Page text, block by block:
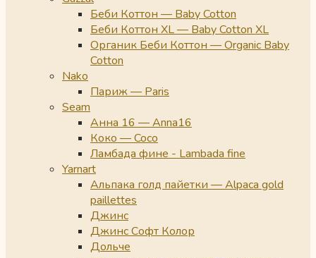
Беби Коттон — Baby Cotton
Беби Коттон XL — Baby Cotton XL
Органик Беби Коттон — Organic Baby
Cotton
Nako
Париж — Paris
Seam
Анна 16 — Anna16
Коко — Coco
Ламбада фине - Lambada fine
Yarnart
Альпака голд пайетки — Alpaca gold
paillettes
Джинс
Джинс Софт Колор
Дольче